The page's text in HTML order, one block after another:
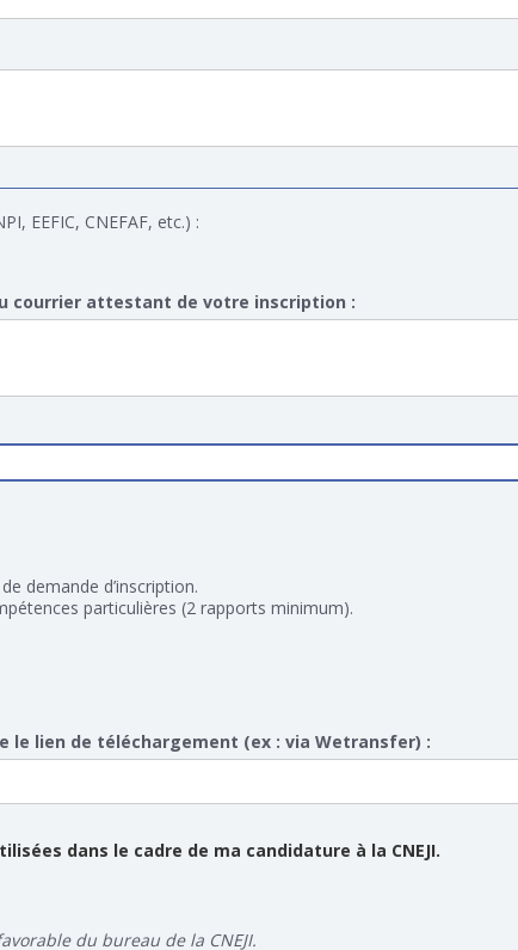
EEFIC, CNEFAF, etc.) :
courrier attestant de votre inscription :
demande d’inscription.
particulières (2 rapports minimum).
lien de téléchargement (ex : via Wetransfer) :
dans le cadre de ma candidature à la CNEJI.
du bureau de la CNEJI.